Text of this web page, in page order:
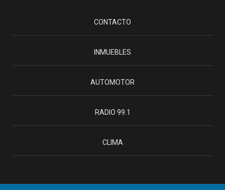
CONTACTO
INMUEBLES
AUTOMOTOR
RADIO 99.1
CLIMA